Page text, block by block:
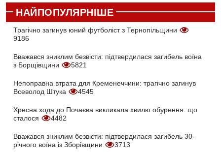
НАЙПОПУЛЯРНІШЕ
Трагічно загинув юний футболіст з Тернопільщини
9186
Вважався зниклим безвісти: підтвердилася загибель воїна
з Борщівщини
5821
Непоправна втрата для Кременеччини: трагічно загинув
Всеволод Штука
4545
Хресна хода до Почаєва викликала хвилю обурення: що
сталося
4482
Вважався зниклим безвісти: підтвердилася загибель 30-
річного воїна із Зборівщини
3713